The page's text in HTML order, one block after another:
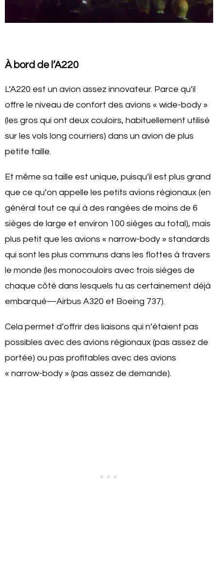
À bord de l’A220
L’A220 est un avion assez innovateur. Parce qu’il
offre le niveau de confort des avions « wide-body »
(les gros qui ont deux couloirs, habituellement utilisé
sur les vols long courriers) dans un avion de plus
petite taille.
Et même sa taille est unique, puisqu’il est plus grand
que ce qu’on appelle les petits avions régionaux (en
général tout ce qui à des rangées de moins de 6
sièges de large et environ 100 sièges au total), mais
plus petit que les avions « narrow-body » standards
qui sont les plus communs dans les flottes à travers
le monde (les monocouloirs avec trois sièges de
chaque côté dans lesquels tu as certainement déjà
embarqué—Airbus A320 et Boeing 737).
Cela permet d’offrir des liaisons qui n’étaient pas
possibles avec des avions régionaux (pas assez de
portée) ou pas profitables avec des avions
« narrow-body » (pas assez de demande).